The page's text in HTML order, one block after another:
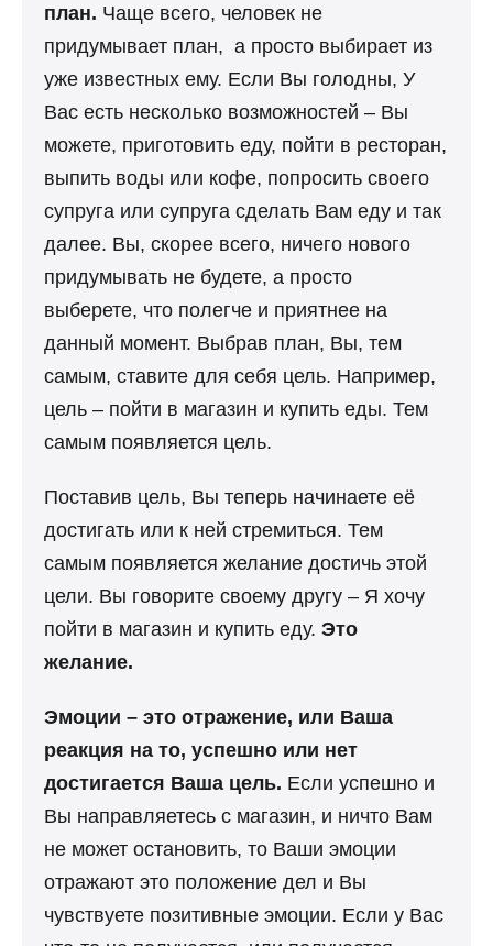
план. Чаще всего, человек не
придумывает план, а просто выбирает из
уже известных ему. Если Вы голодны, У
Вас есть несколько возможностей – Вы
можете, приготовить еду, пойти в ресторан,
выпить воды или кофе, попросить своего
супруга или супруга сделать Вам еду и так
далее. Вы, скорее всего, ничего нового
придумывать не будете, а просто
выберете, что полегче и приятнее на
данный момент. Выбрав план, Вы, тем
самым, ставите для себя цель. Например,
цель – пойти в магазин и купить еды. Тем
самым появляется цель.
Поставив цель, Вы теперь начинаете её
достигать или к ней стремиться. Тем
самым появляется желание достичь этой
цели. Вы говорите своему другу – Я хочу
пойти в магазин и купить еду. Это
желание.
Эмоции – это отражение, или Ваша
реакция на то, успешно или нет
достигается Ваша цель. Если успешно и
Вы направляетесь с магазин, и ничто Вам
не может остановить, то Ваши эмоции
отражают это положение дел и Вы
чувствуете позитивные эмоции. Если у Вас